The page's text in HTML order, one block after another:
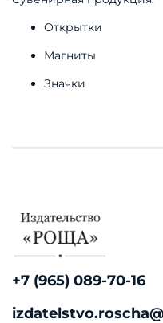
Открытки
Магниты
Значки
+7 (965) 089-70-16